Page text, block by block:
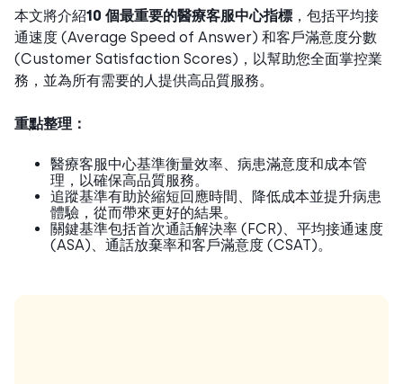
本文將介紹10 個最重要的醫療客服中心指標 ，包括平均接
通速度 (Average Speed of Answer) 和客戶滿意度分數
(Customer Satisfaction Scores)，以幫助您全面掌控業
務，並為所有需要的人提供高品質服務。
重點整理：
醫療客服中心基準衡量效率、病患滿意度和成本管
理，以確保高品質服務。
追蹤基準有助於縮短回應時間、降低成本並提升病患
體驗，從而帶來更好的結果。
關鍵基準包括首次通話解決率 (FCR)、平均接通速度
(ASA)、通話放棄率和客戶滿意度 (CSAT)。